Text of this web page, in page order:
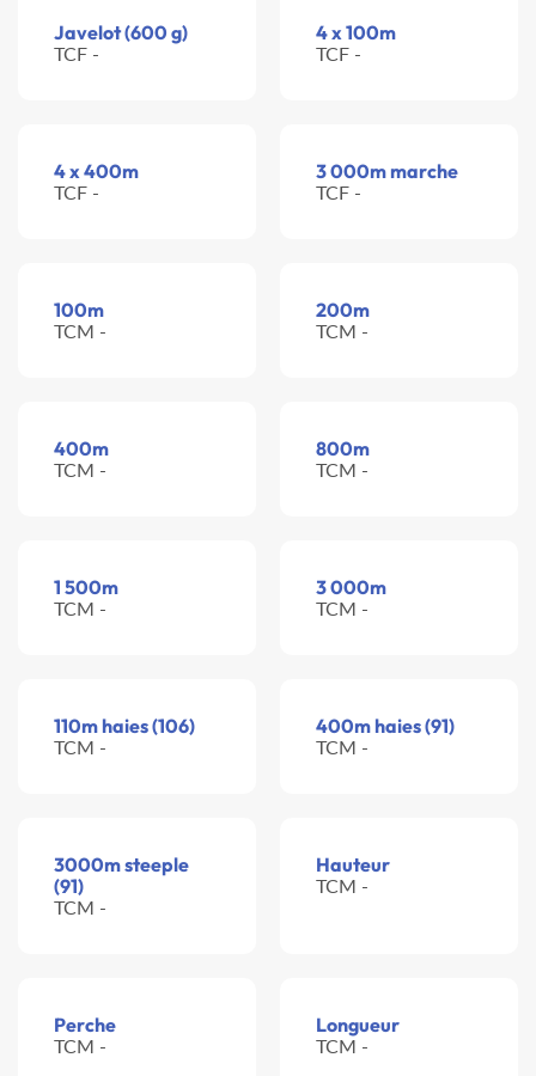
Javelot (600 g)
TCF -
4 x 100m
TCF -
4 x 400m
TCF -
3 000m marche
TCF -
100m
TCM -
200m
TCM -
400m
TCM -
800m
TCM -
1 500m
TCM -
3 000m
TCM -
110m haies (106)
TCM -
400m haies (91)
TCM -
3000m steeple
(91)
TCM -
Hauteur
TCM -
Perche
TCM -
Longueur
TCM -